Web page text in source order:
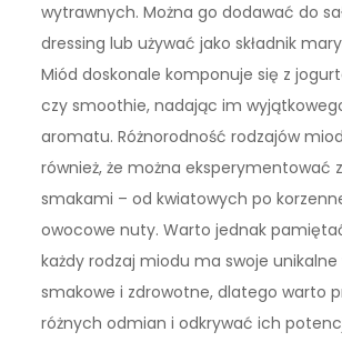
wytrawnych. Można go dodawać do
dressing lub używać jako składnik
Miód doskonale komponuje się z
czy smoothie, nadając im
aromatu. Różnorodność rodzajów
również, że można eksperymentować
smakami – od kwiatowych po
owocowe nuty. Warto jednak
każdy rodzaj miodu ma swoje unikalne
smakowe i zdrowotne, dlatego warto
różnych odmian i odkrywać ich